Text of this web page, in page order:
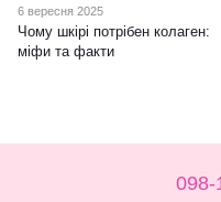
6 вересня 2025
Чому шкірі потрібен колаген:
міфи та факти
098-